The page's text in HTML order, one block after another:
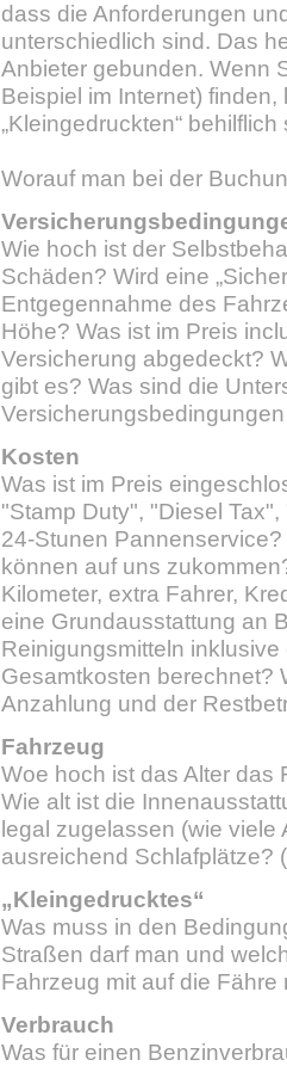
dass die Anforderungen
unterschiedlich sind. Das
Anbieter gebunden. Wenn
Beispiel im Internet)
„Kleingedruckten“ behilflich
Worauf man bei der
Wie hoch ist der
Schäden? Wird eine
Entgegennahme des
Höhe? Was ist im Preis
Versicherung abgedeckt?
gibt es? Was sind die
Kosten
Was ist im Preis
"Stamp Duty", "Diesel
24-Stunen
können auf uns
Kilometer, extra Fahrer,
eine Grundausstattung an
Reinigungsmitteln
Gesamtkosten berechnet?
Anzahlung und der
Fahrzeug
Woe hoch ist das Alter das
Wie alt ist die
legal zugelassen (wie
ausreichend Schlafplätze?
„Kleingedrucktes“
Was muss in den
Straßen darf man und
Fahrzeug mit auf die
Verbrauch
Was für einen